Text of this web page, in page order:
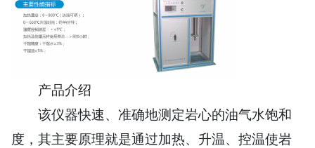
产品介绍
该仪器快速、准确地测定岩心的油气水饱和
度，其主要原理就是通过加热、升温、控温使岩